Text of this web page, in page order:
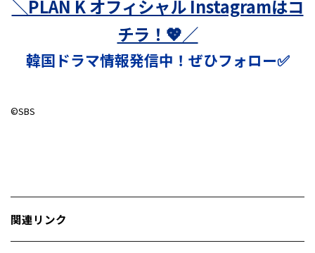
＼PLAN K オフィシャル Instagramはコ
チラ！💖／
韓国ドラマ情報発信中！ぜひフォロー✅
©SBS
関連リンク